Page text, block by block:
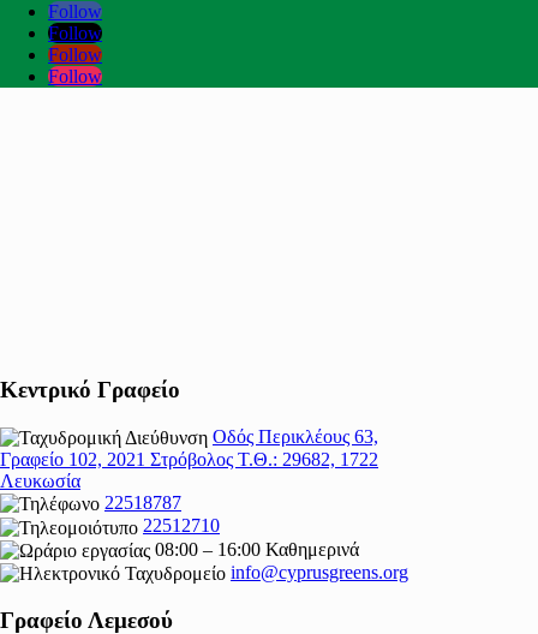
Follow
Follow
Follow
Follow
Κεντρικό Γραφείο
Οδός Περικλέους 63,
Γραφείο 102, 2021 Στρόβολος Τ.Θ.: 29682, 1722
Λευκωσία
22518787
22512710
08:00 – 16:00 Καθημερινά
info@cyprusgreens.org
Γραφείο Λεμεσού